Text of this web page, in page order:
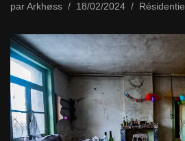
par Arkhøss 18/02/2024 Résidentiel